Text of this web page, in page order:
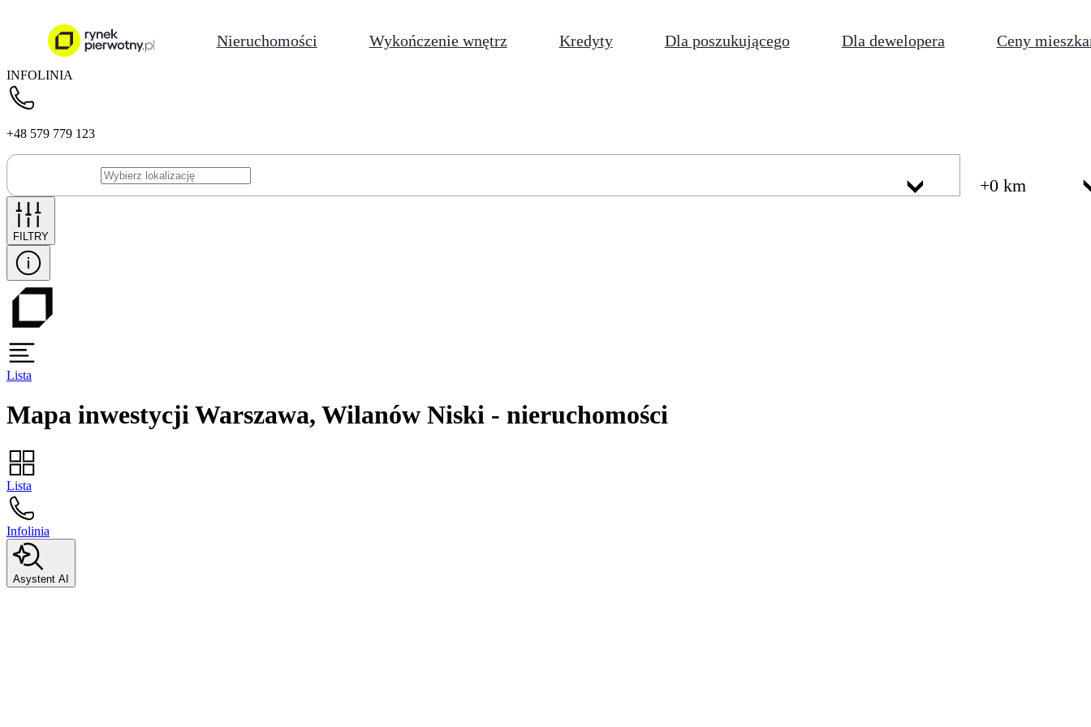
Nieruchomości Wykończenie wnętrz Kredyty Dla poszukującego Dla dewelopera Ceny
INFOLINIA
+48 579 779 123
+0 km
FILTRY
Lista
Mapa inwestycji Warszawa, Wilanów Niski - nieruchomości
Lista
Infolinia
Asystent AI